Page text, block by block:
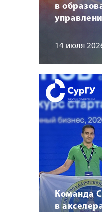
в
14 июля
Команда
в